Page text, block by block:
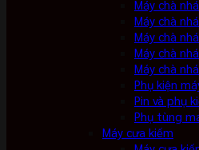
Máy chà
Máy chà
Máy chà
Máy chà
Máy chà
Phụ kiện
Pin và phụ
Phụ tùng
Máy cưa kiếm